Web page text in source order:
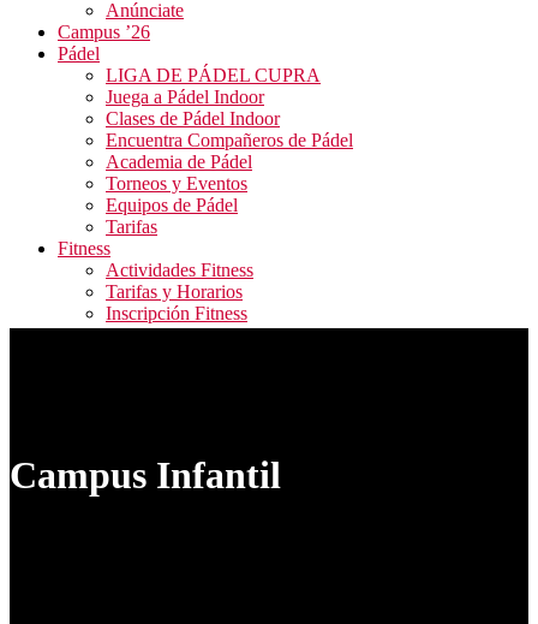
Anúnciate
Campus ’26
Pádel
LIGA DE PÁDEL CUPRA
Juega a Pádel Indoor
Clases de Pádel Indoor
Encuentra Compañeros de Pádel
Academia de Pádel
Torneos y Eventos
Equipos de Pádel
Tarifas
Fitness
Actividades Fitness
Tarifas y Horarios
Inscripción Fitness
Blog
Campus Infantil